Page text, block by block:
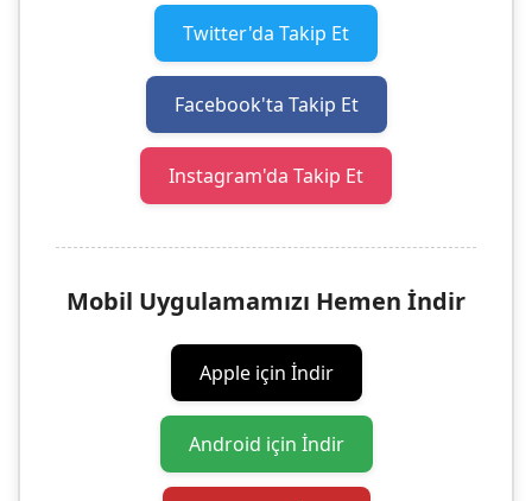
Twitter'da Takip Et
Facebook'ta Takip Et
Instagram'da Takip Et
Mobil Uygulamamızı Hemen İndir
Apple için İndir
Android için İndir